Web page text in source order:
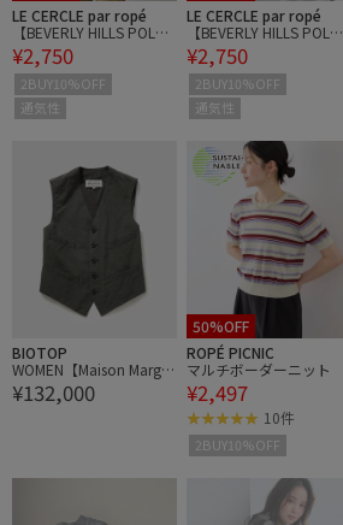
LE CERCLE par ropé
【BEVERLY HILLS POLO
CLUB】1ポイント刺繍T
シャツ
¥2,750
2BUY10%OFF
通気性
LE CERCLE par ropé
【BEVERLY HILLS POLO
CLUB】1ポイント刺繍T
シャツ
¥2,750
2BUY10%OFF
通気性
BIOTOP
WOMEN【Maison Margiel
a】GILET
¥132,000
50%OFF
ROPÉ PICNIC
マルチボーダーニット
¥2,497
10件
2BUY10%OFF